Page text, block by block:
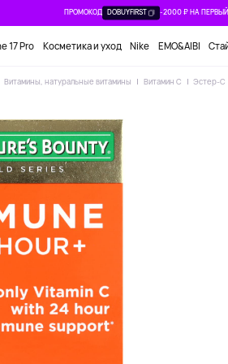
ПРОМОКОД DOBUYFIRST -2000 ₽ НА
17 Pro Косметика и уход Nike EMO&AIBI
Витамины, натуральные витамины Витамин С Эстер-С